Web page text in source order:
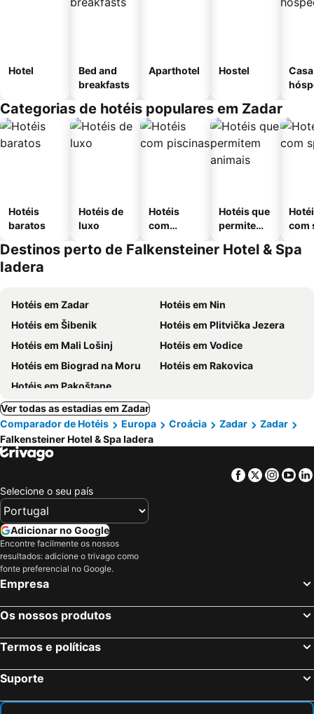
Hotel
Bed and
breakfasts
Aparthotel Hostel
Categorias de hotéis populares em Zadar
Hotéis
baratos
Hotéis de
luxo
Hotéis
com
Hotéis que
permitem
com
Destinos perto de Falkensteiner Hotel & Spa
Iadera
Hotéis em Zadar
Hotéis em Nin
Hotéis em Šibenik
Hotéis em Plitvička Jezera
Hotéis em Mali Lošinj
Hotéis em Vodice
Hotéis em Biograd na Moru
Hotéis em Rakovica
Hotéis em Pakoštane
Ver todas as estadias em Zadar
Comparador de Hotéis
Europa Croácia Zadar
Zadar
Falkensteiner Hotel & Spa Iadera
Facebook
Twitter
Selecione o seu país
Adicionar no Google
Encontre facilmente os nossos
resultados: adicione o trivago como
fonte preferencial no Google.
Empresa
Os nossos produtos
Termos e políticas
Suporte